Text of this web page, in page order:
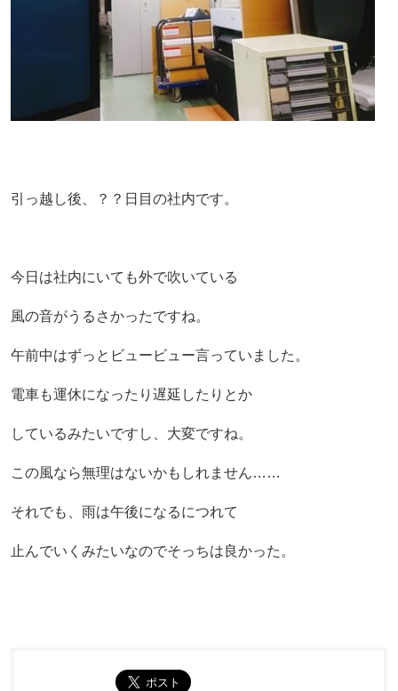
引っ越し後、？？日目の社内です。
今日は社内にいても外で吹いている
風の音がうるさかったですね。
午前中はずっとビュービュー言っていました。
電車も運休になったり遅延したりとか
しているみたいですし、大変ですね。
この風なら無理はないかもしれません……
それでも、雨は午後になるにつれて
止んでいくみたいなのでそっちは良かった。